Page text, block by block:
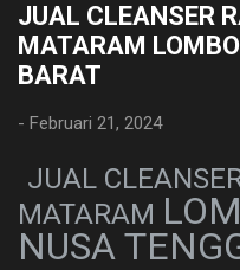
JUAL CLEANSER
MATARAM
BARAT
- Februari 21, 2024
JUAL
MATARAM
NUSA